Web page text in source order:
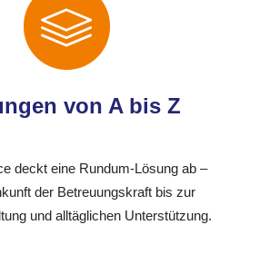
von A bis Z
deckt eine Rundum-Lösung ab –
der Betreuungskraft bis zur
und alltäglichen Unterstützung.